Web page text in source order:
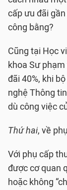
cấp ưu đãi
công bằng?
Cũng tại Học
khoa Sư
đãi 40%, khi
nghệ Thông
dù công việc
Thứ hai, về
Với phụ cấp
được cơ quan
hoặc không